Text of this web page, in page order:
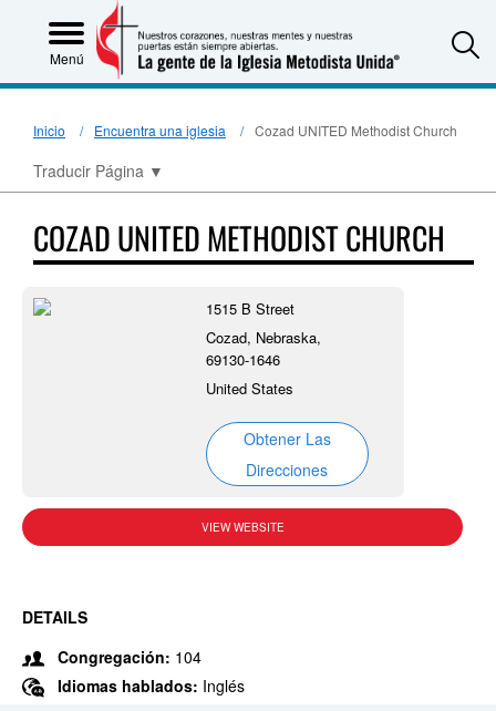
Menú
Inicio Encuentra una iglesia Cozad UNITED Methodist Church
Traducir Página ▼
COZAD UNITED METHODIST CHURCH
1515 B Street
Cozad, Nebraska,
69130-1646
United States
Obtener Las
Direcciones
VIEW WEBSITE
DETAILS
Congregación: 104
Idiomas hablados: Inglés